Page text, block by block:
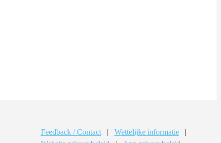
Feedback / Contact | Wettelijke informatie
|